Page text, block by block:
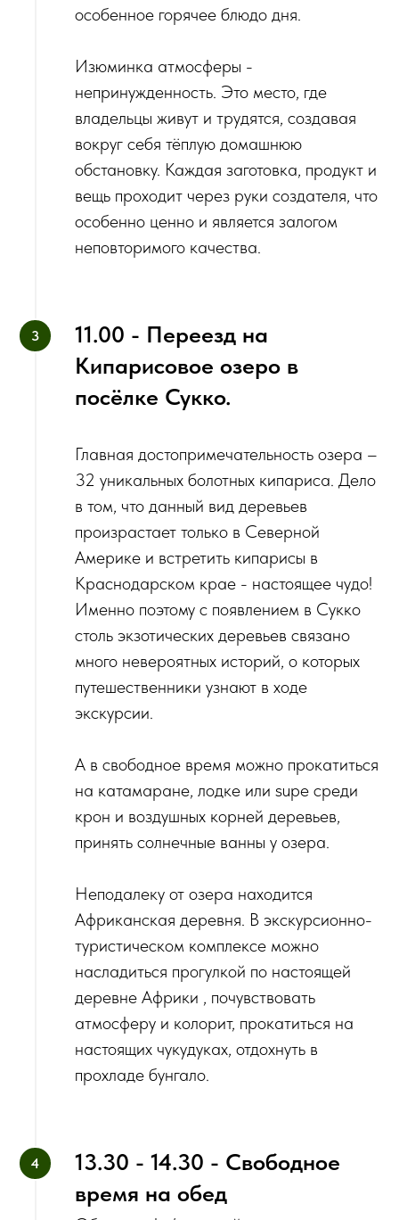
особенное горячее блюдо дня.
‌Изюминка атмосферы -
непринужденность. Это место, где
владельцы живут и трудятся, создавая
вокруг себя тёплую домашнюю
обстановку. Каждая заготовка, продукт и
вещь проходит через руки создателя, что
особенно ценно и является залогом
неповторимого качества.
11.00 - Переезд на
Кипарисовое озеро в
посёлке Сукко.
Главная достопримечательность озера –
32 уникальных болотных кипариса. Дело
в том, что данный вид деревьев
произрастает только в Северной
Америке и встретить кипарисы в
Краснодарском крае - настоящее чудо!
Именно поэтому с появлением в Сукко
столь экзотических деревьев связано
много невероятных историй, о которых
путешественники узнают в ходе
экскурсии.
‌А в свободное время можно прокатиться
на катамаране, лодке или supе среди
крон и воздушных корней деревьев,
принять солнечные ванны у озера.
‌Неподалеку от озера находится
Африканская деревня. В экскурсионно-
туристическом комплексе можно
насладиться прогулкой по настоящей
деревне Африки , почувствовать
атмосферу и колорит, прокатиться на
настоящих чукудуках, отдохнуть в
прохладе бунгало.
13.30 - 14.30 - Свободное
время на обед